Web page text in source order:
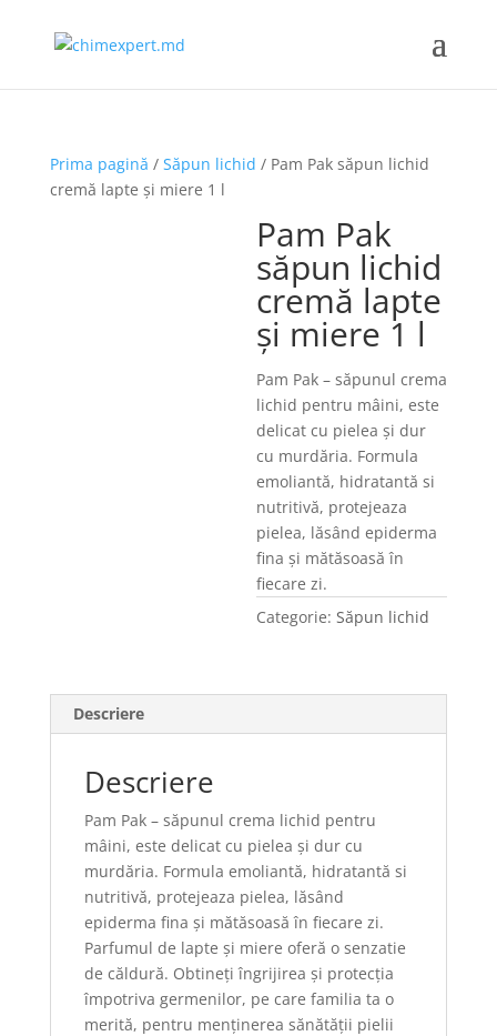
Prima pagină / Săpun lichid / Pam Pak săpun lichid
cremă lapte și miere 1 l
Pam Pak
săpun lichid
cremă lapte
și miere 1 l
Pam Pak – săpunul crema
lichid pentru mâini, este
delicat cu pielea și dur
cu murdăria. Formula
emoliantă, hidratantă si
nutritivă, protejeaza
pielea, lăsând epiderma
fina și mătăsoasă în
fiecare zi.
Categorie:Săpun lichid
Descriere
Descriere
Pam Pak – săpunul crema lichid pentru
mâini, este delicat cu pielea și dur cu
murdăria. Formula emoliantă, hidratantă si
nutritivă, protejeaza pielea, lăsând
epiderma fina și mătăsoasă în fiecare zi.
Parfumul de lapte și miere oferă o senzatie
de căldură. Obtineți îngrijirea și protecția
împotriva germenilor, pe care familia ta o
merită, pentru menținerea sănătății pielii